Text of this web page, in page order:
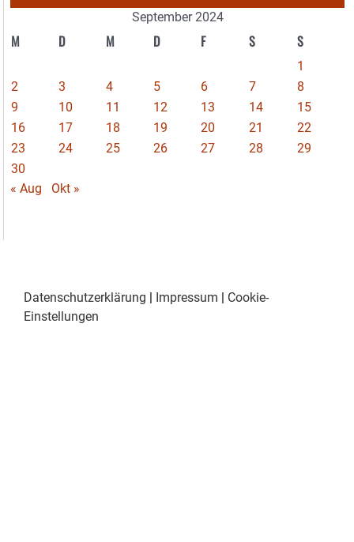
September 2024
M D M D F S S
1
2
3 4 5 6 7
8
9
10 11 12 13 14
15
16
17 18 19 20 21
22
23
24 25 26 27 28
29
30
« Aug
Okt »
Datenschutzerklärung | Impressum | Cookie-
Einstellungen